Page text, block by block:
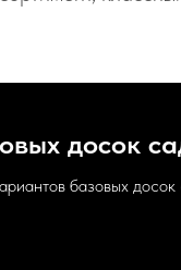
досок
базовых